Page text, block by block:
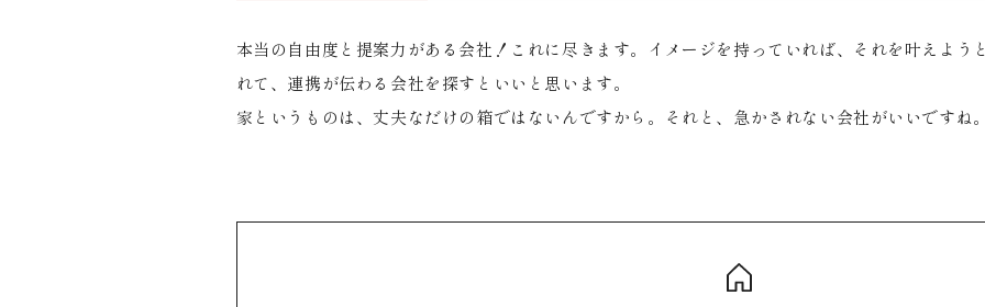
本当の自由度と提案力がある会社！これに尽きます。イメージを持っていれば、それを叶えよう
れて、連携が伝わる会社を探すといいと思います。
家というものは、丈夫なだけの箱ではないんですから。それと、急かされない会社がいいですね。